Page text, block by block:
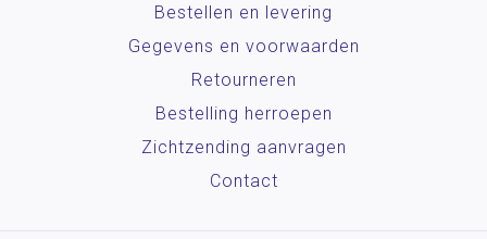
Bestellen en levering
Gegevens en voorwaarden
Retourneren
Bestelling herroepen
Zichtzending aanvragen
Contact